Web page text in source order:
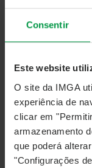
Consentir
Este website
O site da IMGA
experiência de
clicar em
armazenamento
que poderá
"Configurações
prorrogar a
seguintes fundos
IMGA Extra
IMGA Liquidezde
IMGA Rendimento
IMGA Euro Taxa
A IMGA pretende
das comissões